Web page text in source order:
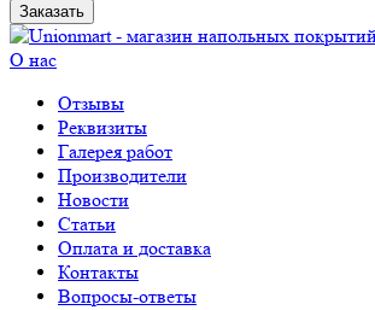
Заказать
О нас
Отзывы
Реквизиты
Галерея работ
Производители
Новости
Статьи
Оплата и доставка
Контакты
Вопросы-ответы